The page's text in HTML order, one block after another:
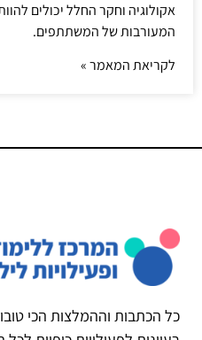
אקולוגיה וחקר החלל יכולים
המעורבות של המשתתפים.
לקריאת המאמר »
כל הכתבות וההמלצות הכי